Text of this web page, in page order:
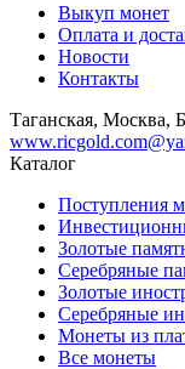
Выкуп монет
Оплата и
Новости
Контакты
Таганская,
Каталог
Поступления
Золотые
Серебряные
Золотые
Серебряные
Монеты из
Все монеты